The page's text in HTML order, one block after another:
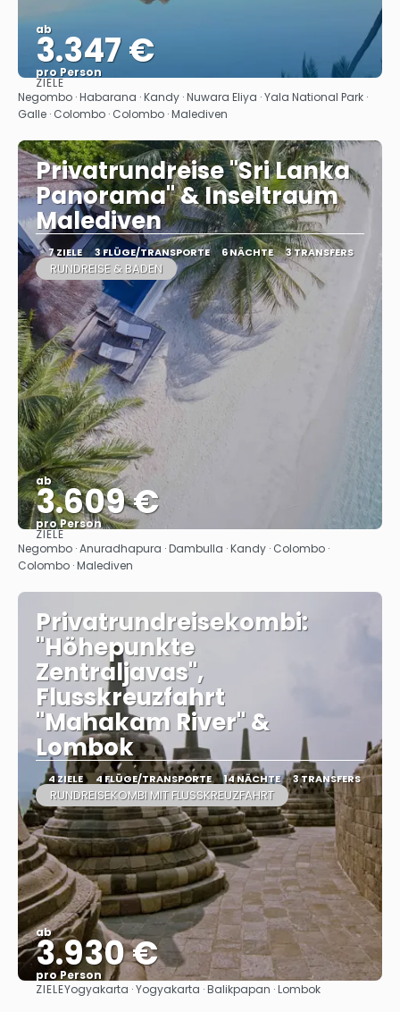
ab
3.347 €
pro Person
Sehen
ZIELE
Negombo · Habarana · Kandy · Nuwara Eliya · Yala National Park ·
Galle · Colombo · Colombo · Malediven
Privatrundreise "Sri Lanka
Panorama" & Inseltraum
Malediven
7 ZIELE 3 FLÜGE/TRANSPORTE 6 NÄCHTE 3 TRANSFERS
RUNDREISE & BADEN
ab
3.609 €
pro Person
Sehen
ZIELE
Negombo · Anuradhapura · Dambulla · Kandy · Colombo ·
Colombo · Malediven
Privatrundreisekombi:
"Höhepunkte
Zentraljavas",
Flusskreuzfahrt
"Mahakam River" &
Lombok
4 ZIELE 4 FLÜGE/TRANSPORTE 14 NÄCHTE 3 TRANSFERS
RUNDREISEKOMBI MIT FLUSSKREUZFAHRT
ab
3.930 €
pro Person
Sehen
ZIELEYogyakarta · Yogyakarta · Balikpapan · Lombok